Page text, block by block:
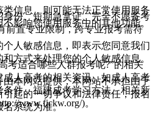
份、短期急拿证、完全不愿备考
前置专业限制，跨专业报考需符
适合哪些人群报考呢?”的相关
人高考的相关资讯，如成人高考
件、福建成考学习方法、相关新
www.fjckw.org/)。
类信息，则可能无法正常使用服务
影响您使用服务中的其他功能。
个人敏感信息，即表示您同意我们
方式来处理您的个人敏感信息。
由本网站提供，本网站不承担由于
引起的一切争议和法律责任，报名
名系统为准。